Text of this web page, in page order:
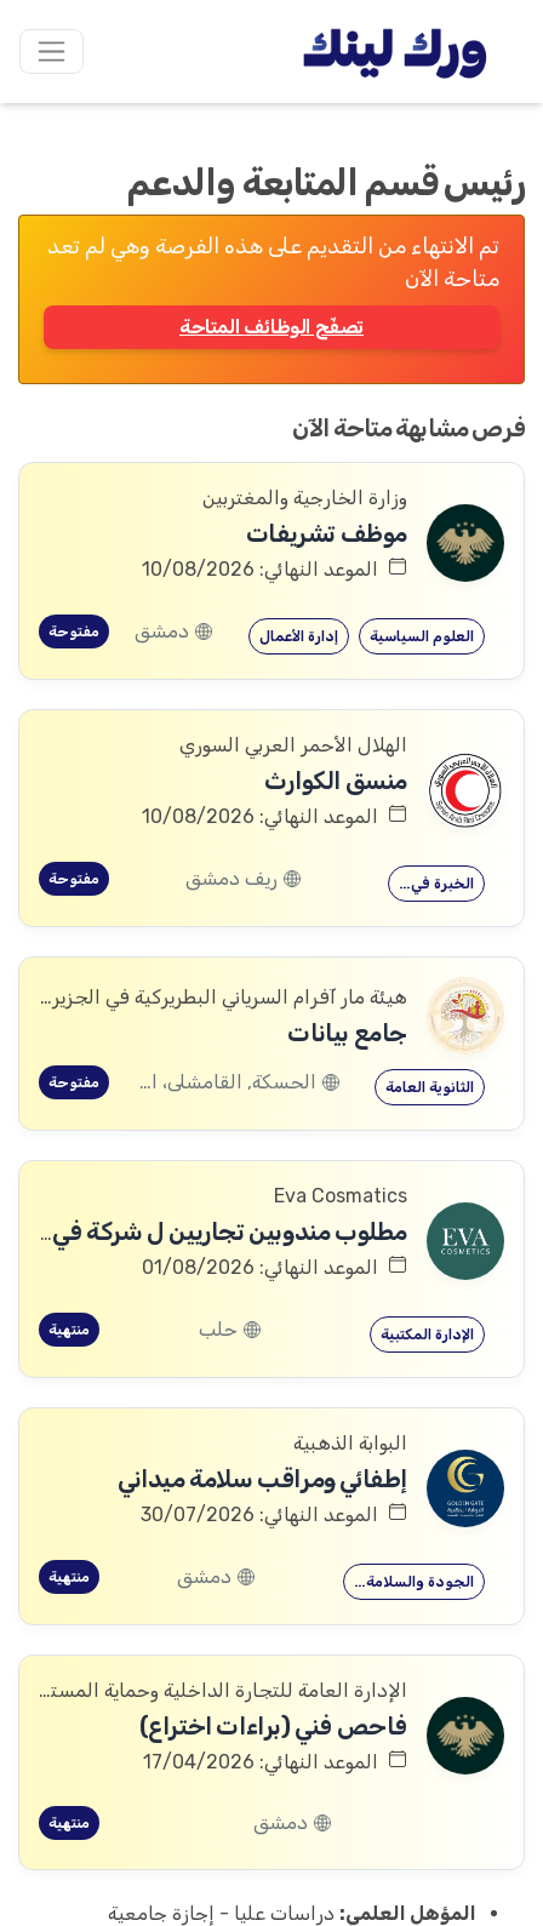
رئيس قسم المتابعة والدعم
تم الانتهاء من التقديم على هذه الفرصة وهي لم تعد
متاحة الآن
تصفّح الوظائف المتاحة
فرص مشابهة متاحة الآن
وزارة الخارجية والمغتربين
موظف تشريفات
الموعد النهائي: 10/08/2026
إدارة الأعمال العلوم السياسية دمشق مفتوحة
الهلال الأحمر العربي السوري
منسق الكوارث
الموعد النهائي: 10/08/2026
الخبرة في… ريف دمشق مفتوحة
هيئة مار آفرام السرياني البطريركية في الجزيرة والفرات
جامع بيانات
الثانوية العامة الحسكة, القامشلى، الحسكة, الكرامة، الرقة, اليعربية، المالكية، الحسكة, العريشة، الحسكة, الشدادي، الحسكة مفتوحة
Eva Cosmatics
مطلوب مندوبين تجاريين ل شركة في مجال المنتجات الطبية التجميلية
الموعد النهائي: 01/08/2026
الإدارة المكتبية حلب منتهية
البوابة الذهبية
إطفائي ومراقب سلامة ميداني
الموعد النهائي: 30/07/2026
الجودة والسلامة… دمشق منتهية
الإدارة العامة للتجارة الداخلية وحماية المستهلك
فاحص فني (براءات اختراع)
الموعد النهائي: 17/04/2026
دمشق منتهية
المؤهل العلمي: دراسات عليا - إجازة جامعية